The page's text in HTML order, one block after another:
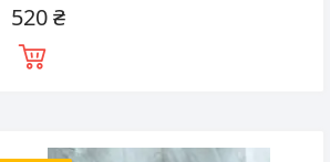
520 ₴